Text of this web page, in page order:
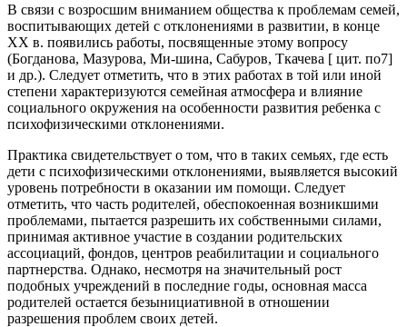
В связи с возросшим вниманием общества к проблемам семей,
воспитывающих детей с отклонениями в развитии, в конце
XX в. появились работы, посвященные этому вопросу
(Богданова, Мазурова, Ми-шина, Сабуров, Ткачева [ цит. по7]
и др.). Следует отметить, что в этих работах в той или иной
степени характеризуются семейная атмосфера и влияние
социального окружения на особенности развития ребенка с
психофизическими отклонениями.
Практика свидетельствует о том, что в таких семьях, где есть
дети с психофизическими отклонениями, выявляется высокий
уровень потребности в оказании им помощи. Следует
отметить, что часть родителей, обеспокоенная возникшими
проблемами, пытается разрешить их собственными силами,
принимая активное участие в создании родительских
ассоциаций, фондов, центров реабилитации и социального
партнерства. Однако, несмотря на значительный рост
подобных учреждений в последние годы, основная масса
родителей остается безынициативной в отношении
разрешения проблем своих детей.